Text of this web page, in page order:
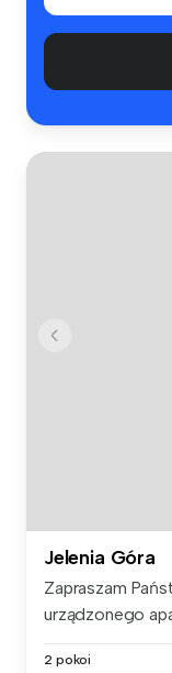
Jelenia Góra
Zapraszam
urządzonego
2 pokoi